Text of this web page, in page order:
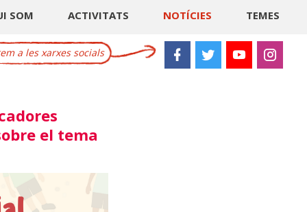
SOM ACTIVITATS NOTÍCIES TEMES
a les xarxes socials
el tema